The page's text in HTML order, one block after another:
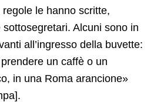
le hanno scritte,
Alcuni sono in
all’ingresso della buvette:
un caffè o un
in una Roma arancione»